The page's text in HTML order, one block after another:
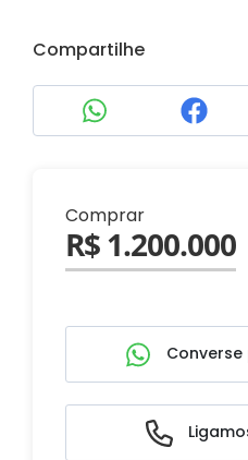
Compartilhe
Comprar
R$ 1.200.000